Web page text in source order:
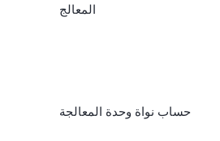
المعالج
حساب نواة وحدة المعالجة